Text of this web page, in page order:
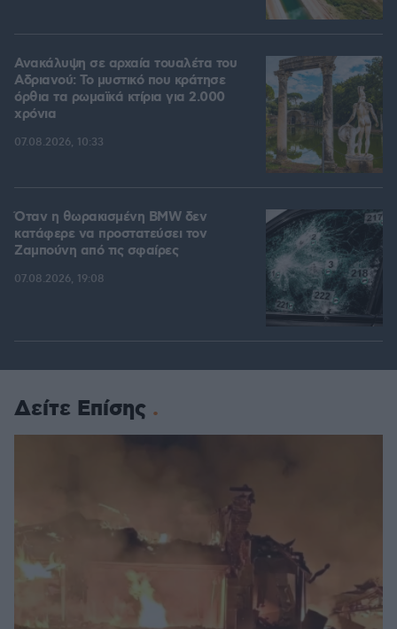
Ανακάλυψη σε αρχαία τουαλέτα του
Αδριανού: Το μυστικό που κράτησε
όρθια τα ρωμαϊκά κτίρια για 2.000
χρόνια
07.08.2026, 10:33
Όταν η θωρακισμένη BMW δεν
κατάφερε να προστατεύσει τον
Ζαμπούνη από τις σφαίρες
07.08.2026, 19:08
Δείτε Επίσης